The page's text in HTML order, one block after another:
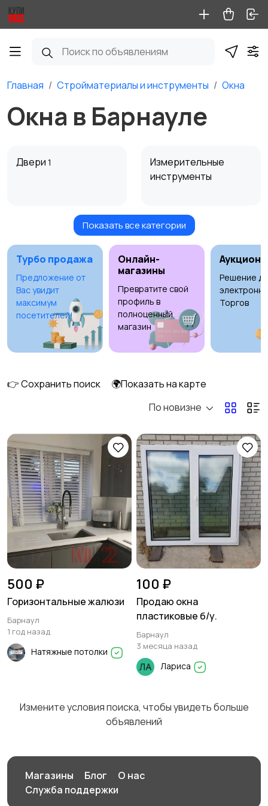
Главная Стройматериалы и инструменты Окна
Окна в Барнауле
Двери 1
Измерительные
инструменты
Отопление и
вентиляция
Потолки Ручные инструменты
водоснабжение
Электрика
Электроинструмент
ы
Другое
Показать все категории
Турбо продажа
Предложение от
Вас увидит
максимум
посетителей!
Онлайн-
магазины
Превратите свой
профиль в
полноценный
магазин
Аукционы
Решение
Торгов
👉 Сохранить поиск
🌍Показать на карте
По новизне
500 ₽
Горизонтальные жалюзи
Барнаул
1 год назад
Натяжные потолки
100 ₽
Продаю окна
пластиковые б/у.
Барнаул
3 месяца назад
Лариса
Измените условия поиска, чтобы увидеть больше
объявлений
Магазины Блог
О нас
Служба поддержки